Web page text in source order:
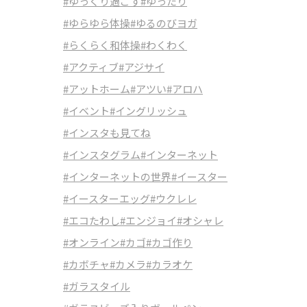
#ゆらゆら体操#ゆるのびヨガ
#らくらく和体操#わくわく
#アクティブ#アジサイ
#アットホーム#アツい#アロハ
#イベント#イングリッシュ
#インスタも見てね
#インスタグラム#インターネット
#インターネットの世界#イースター
#イースターエッグ#ウクレレ
#エコたわし#エンジョイ#オシャレ
#オンライン#カゴ#カゴ作り
#カボチャ#カメラ#カラオケ
#ガラスタイル